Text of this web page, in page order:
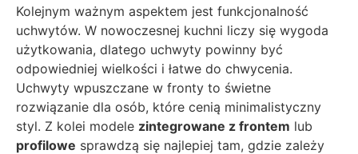
Kolejnym ważnym aspektem jest funkcjonalność
uchwytów. W nowoczesnej kuchni liczy się wygoda
użytkowania, dlatego uchwyty powinny być
odpowiedniej wielkości i łatwe do chwycenia.
Uchwyty wpuszczane w fronty to świetne
rozwiązanie dla osób, które cenią minimalistyczny
styl. Z kolei modele zintegrowane z frontem lub
profilowe sprawdzą się najlepiej tam, gdzie zależy